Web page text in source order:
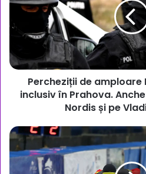
DIICOT
România,
inclusiv
în
Prahova.
Ancheta
vizează
și
pe
Vladimir
Ciorbă
Percheziții de amploare
inclusiv în Prahova.
Nordis și pe
Medalie
de
aur
istorică